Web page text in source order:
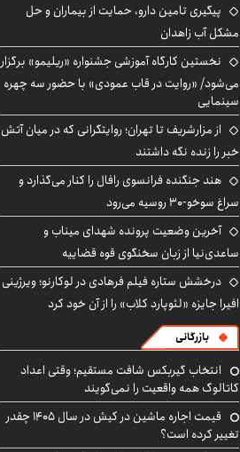
پیگیری تامین دارو، حمایت از بیماران و حل
مشکل آب زاهدان
نخستین کارگاه آموزشی جشنواره «ریلیمو» برگزار
می‌شود/ «روایت در قاب عمودی» با حضور سه چهره
سینمایی
از مزارشریف تا تهران؛ روایتگرانی که در میان آتش
خبر را زنده نگه داشتند
هند جنگنده فرانسوی رافال را کنار می‌گذارد و
سراغ سوخو-30 روسیه می‌رود
آخرین وضعیت پرونده شهدای میناب و
ساعدی‌نیا از زبان سخنگوی قوه قضاییه
درخشش ستاره فیلم فرهادی در لوکارنو؛ ویرژینی
افیرا جایزه «لئوپارد کلاب» را از آن خود کرد
بازرگانی
انتخاب گیربکس شافت مستقیم؛ وقتی اعداد
کاتالوگ همه واقعیت را نمی‌گویند
قیمت اجاره ماشین در کیش در سال ۱۴۰۵ چقدر
تغییر کرده است؟